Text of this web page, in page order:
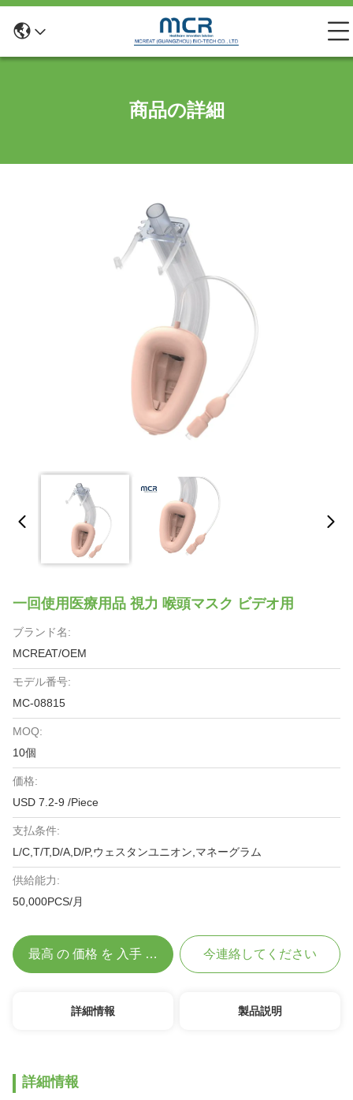
商品の詳細
一回使用医療用品 視力 喉頭マスク ビデオ用
ブランド名:
MCREAT/OEM
モデル番号:
MC-08815
MOQ:
10個
価格:
USD 7.2-9 /Piece
支払条件:
L/C,T/T,D/A,D/P,ウェスタンユニオン,マネーグラム
供給能力:
50,000PCS/月
最高 の 価格 を 入手 する 今連絡してください
詳細情報 製品説明
詳細情報